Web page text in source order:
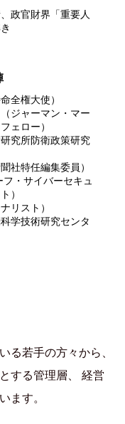
政官財界「重要人
全権大使）
ジャーマン・マー
ェロー）
究所防衛政策研究
社特任編集委員）
・サイバーセキュ
）
リスト）
学技術研究センタ
る若手の方々から、
する管理層、 経営
ます。